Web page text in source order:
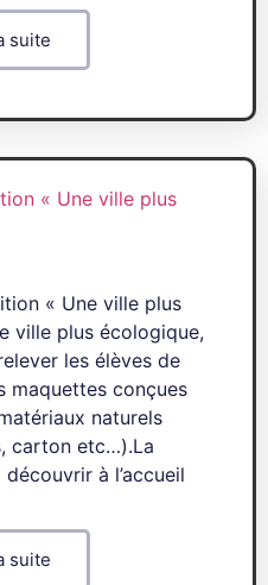
suite
« Une ville plus
ville plus écologique,
les élèves de
maquettes conçues
naturels
carton etc…).La
à l’accueil
suite